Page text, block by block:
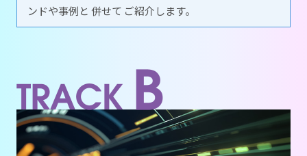
ンドや事例と 併せて ご紹介します。